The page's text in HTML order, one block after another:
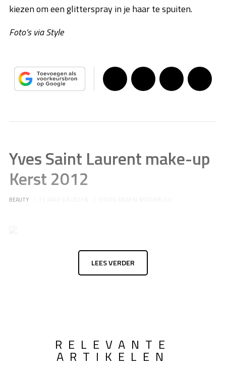
kiezen om een glitterspray in je haar te spuiten.
Foto’s via Style
Yves Saint Laurent make-up
Kerst 2012
BEAUTY
LEES VERDER
RELEVANTE
ARTIKELEN